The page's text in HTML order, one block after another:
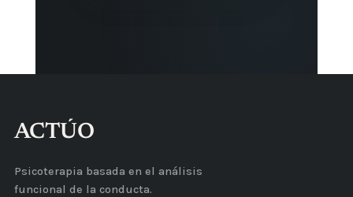
ACTÚO
Psicoterapia basada en el análisis
funcional de la conducta.